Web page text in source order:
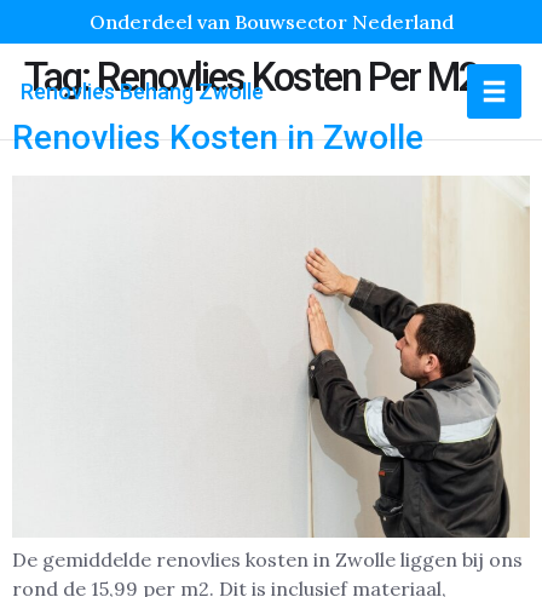
Onderdeel van Bouwsector Nederland
Renovlies Behang Zwolle
Tag:Renovlies Kosten Per M2
Renovlies Kosten in Zwolle
De gemiddelde renovlies kosten in Zwolle liggen bij ons
rond de 15,99 per m2. Dit is inclusief materiaal,